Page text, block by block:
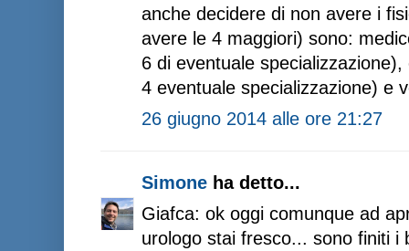
anche decidere di non avere i
avere le 4 maggiori) sono:
6 di eventuale
4 eventuale specializzazione) e
26 giugno 2014 alle ore 21:27
Simone ha detto...
Giafca: ok oggi comunque ad
urologo stai fresco... sono finiti i